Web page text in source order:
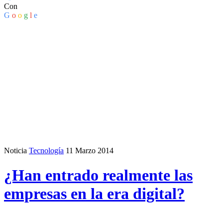
Con
G o o g l e
Noticia Tecnología 11 Marzo 2014
¿Han entrado realmente las
empresas en la era digital?